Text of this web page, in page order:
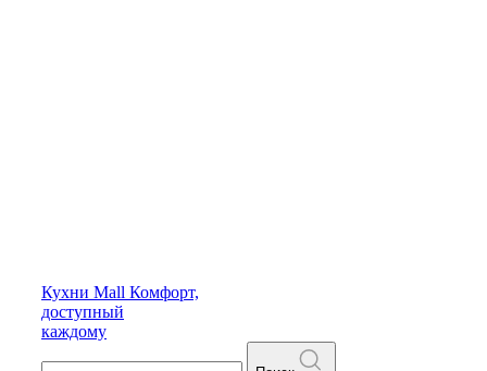
Кухни Mall Комфорт,
доступный
каждому